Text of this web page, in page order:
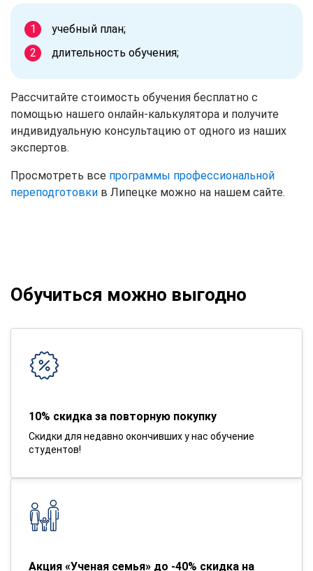
учебный план;
длительность обучения;
Рассчитайте стоимость обучения бесплатно с
помощью нашего онлайн-калькулятора и получите
индивидуальную консультацию от одного из наших
экспертов.
Просмотреть все программы профессиональной
переподготовки в Липецке можно на нашем сайте.
Обучиться можно выгодно
10% скидка за повторную покупку
Скидки для недавно окончивших у нас обучение
студентов!
Акция «Ученая семья» до -40% скидка на